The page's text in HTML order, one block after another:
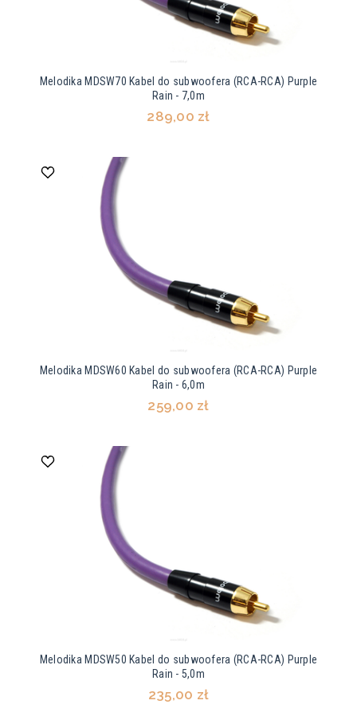
Melodika MDSW70 Kabel do subwoofera (RCA-RCA) Purple
Rain - 7,0m
289,00 zł
Melodika MDSW60 Kabel do subwoofera (RCA-RCA) Purple
Rain - 6,0m
259,00 zł
Melodika MDSW50 Kabel do subwoofera (RCA-RCA) Purple
Rain - 5,0m
235,00 zł